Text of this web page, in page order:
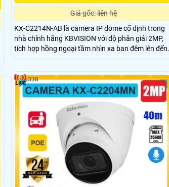
Giá gốc: liên hệ
KX-C2214N-AB là camera IP dome cố định trong
nhà chính hãng KBVISION với độ phân giải 2MP,
tích hợp hồng ngoại tầm nhìn xa ban đêm lên đến
50m. Camera hỗ trợ mic ghi âm, khe cắm thẻ nhớ
chuẩn POE tiện lợi. Đây là lựa chọn lý tưởng với
mức giá rẻ, phù hợp lắp đặt giám sát trong nhà.
338